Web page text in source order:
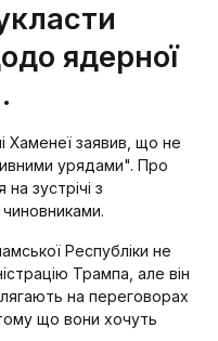
ядерної
Хаменеї заявив, що не
урядами". Про
зустрічі з
Республіки не
Трампа, але він
на переговорах
що вони хочуть